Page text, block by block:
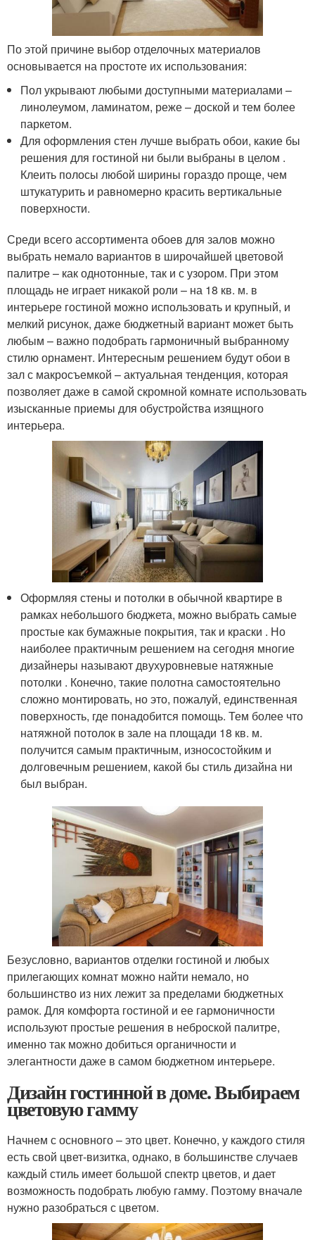
По этой причине выбор отделочных материалов
основывается на простоте их использования:
Пол укрывают любыми доступными материалами –
линолеумом, ламинатом, реже – доской и тем более
паркетом.
Для оформления стен лучше выбрать обои, какие бы
решения для гостиной ни были выбраны в целом .
Клеить полосы любой ширины гораздо проще, чем
штукатурить и равномерно красить вертикальные
поверхности.
Среди всего ассортимента обоев для залов можно
выбрать немало вариантов в широчайшей цветовой
палитре – как однотонные, так и с узором. При этом
площадь не играет никакой роли – на 18 кв. м. в
интерьере гостиной можно использовать и крупный, и
мелкий рисунок, даже бюджетный вариант может быть
любым – важно подобрать гармоничный выбранному
стилю орнамент. Интересным решением будут обои в
зал с макросъемкой – актуальная тенденция, которая
позволяет даже в самой скромной комнате использовать
изысканные приемы для обустройства изящного
интерьера.
Оформляя стены и потолки в обычной квартире в
рамках небольшого бюджета, можно выбрать самые
простые как бумажные покрытия, так и краски . Но
наиболее практичным решением на сегодня многие
дизайнеры называют двухуровневые натяжные
потолки . Конечно, такие полотна самостоятельно
сложно монтировать, но это, пожалуй, единственная
поверхность, где понадобится помощь. Тем более что
натяжной потолок в зале на площади 18 кв. м.
получится самым практичным, износостойким и
долговечным решением, какой бы стиль дизайна ни
был выбран.
Безусловно, вариантов отделки гостиной и любых
прилегающих комнат можно найти немало, но
большинство из них лежит за пределами бюджетных
рамок. Для комфорта гостиной и ее гармоничности
используют простые решения в неброской палитре,
именно так можно добиться органичности и
элегантности даже в самом бюджетном интерьере.
Дизайн гостинной в доме. Выбираем
цветовую гамму
Начнем с основного – это цвет. Конечно, у каждого стиля
есть свой цвет-визитка, однако, в большинстве случаев
каждый стиль имеет большой спектр цветов, и дает
возможность подобрать любую гамму. Поэтому вначале
нужно разобраться с цветом.